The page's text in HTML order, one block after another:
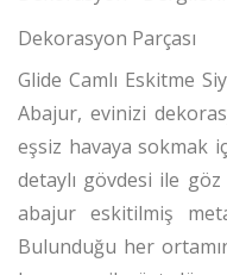
Dekorasyon Parçası
Glide Camlı Eskitme
Abajur, evinizi
eşsiz havaya sokmak
detaylı gövdesi ile
abajur eskitilmiş
Bulunduğu her